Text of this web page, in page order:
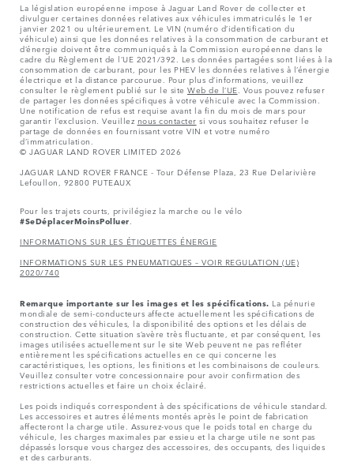
La législation européenne impose à Jaguar Land Rover de collecter et
divulguer certaines données relatives aux véhicules immatriculés le 1er
janvier 2021 ou ultérieurement. Le VIN (numéro d’identification du
véhicule) ainsi que les données relatives à la consommation de carburant et
d’énergie doivent être communiqués à la Commission européenne dans le
cadre du Règlement de l’UE 2021/392. Les données partagées sont liées à la
consommation de carburant, pour les PHEV les données relatives à l’énergie
électrique et la distance parcourue. Pour plus d’informations, veuillez
consulter le règlement publié sur le site Web de l’UE. Vous pouvez refuser
de partager les données spécifiques à votre véhicule avec la Commission.
Une notification de refus est requise avant la fin du mois de mars pour
garantir l’exclusion. Veuillez nous contacter si vous souhaitez refuser le
partage de données en fournissant votre VIN et votre numéro
d’immatriculation.
© JAGUAR LAND ROVER LIMITED 2026
JAGUAR LAND ROVER FRANCE - Tour Défense Plaza, 23 Rue Delarivière
Lefoullon, 92800 PUTEAUX
Pour les trajets courts, privilégiez la marche ou le vélo
#SeDéplacerMoinsPolluer.
INFORMATIONS SUR LES ÉTIQUETTES ÉNERGIE
INFORMATIONS SUR LES PNEUMATIQUES – VOIR REGULATION (UE)
2020/740
Remarque importante sur les images et les spécifications. La pénurie
mondiale de semi-conducteurs affecte actuellement les spécifications de
construction des véhicules, la disponibilité des options et les délais de
construction. Cette situation s’avère très fluctuante, et par conséquent, les
images utilisées actuellement sur le site Web peuvent ne pas refléter
entièrement les spécifications actuelles en ce qui concerne les
caractéristiques, les options, les finitions et les combinaisons de couleurs.
Veuillez consulter votre concessionnaire pour avoir confirmation des
restrictions actuelles et faire un choix éclairé.
Les poids indiqués correspondent à des spécifications de véhicule standard.
Les accessoires et autres éléments montés après le point de fabrication
affecteront la charge utile. Assurez-vous que le poids total en charge du
véhicule, les charges maximales par essieu et la charge utile ne sont pas
dépassés lorsque vous chargez des accessoires, des occupants, des liquides
et des carburants.